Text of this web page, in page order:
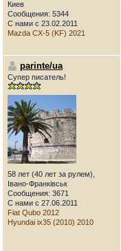
Киев
Сообщения: 5344
С нами с 23.02.2011
Mazda CX-5 (KF) 2021
parinte/ua
Супер писатель!
58 лет (40 лет за рулем),
Івано-Франківськ
Сообщения: 3671
С нами с 27.06.2011
Fiat Qubo 2012
Hyundai ix35 (2010) 2010